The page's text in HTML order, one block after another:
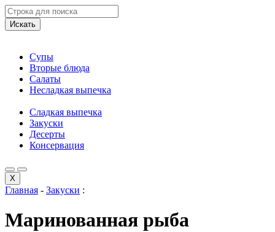
Искать
Супы
Вторые блюда
Салаты
Несладкая выпечка
Сладкая выпечка
Закуски
Десерты
Консервация
X
Главная - Закуски :
Маринованная рыба